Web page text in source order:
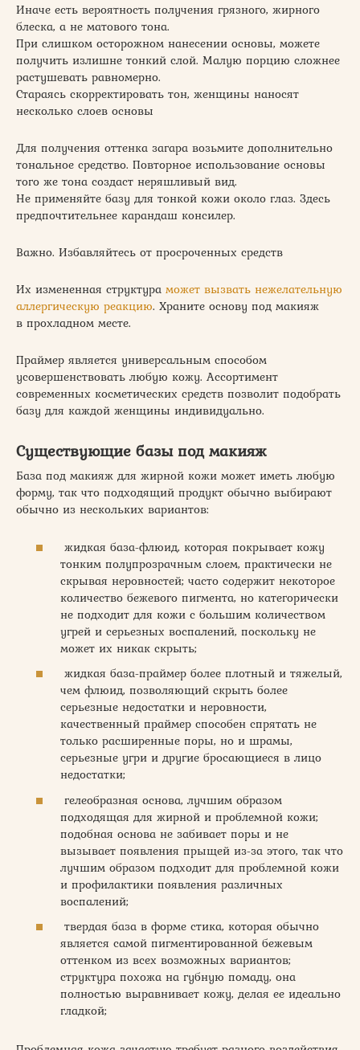
Иначе есть вероятность получения грязного, жирного
блеска, а не матового тона.
При слишком осторожном нанесении основы, можете
получить излишне тонкий слой. Малую порцию сложнее
растушевать равномерно.
Стараясь скорректировать тон, женщины наносят
несколько слоев основы
Для получения оттенка загара возьмите дополнительно
тональное средство. Повторное использование основы
того же тона создаст неряшливый вид.
Не применяйте базу для тонкой кожи около глаз. Здесь
предпочтительнее карандаш консилер.
Важно. Избавляйтесь от просроченных средств
Их измененная структура может вызвать нежелательную
аллергическую реакцию. Храните основу под макияж
в прохладном месте.
Праймер является универсальным способом
усовершенствовать любую кожу. Ассортимент
современных косметических средств позволит подобрать
базу для каждой женщины индивидуально.
Существующие базы под макияж
База под макияж для жирной кожи может иметь любую
форму, так что подходящий продукт обычно выбирают
обычно из нескольких вариантов:
жидкая база-флюид, которая покрывает кожу
тонким полупрозрачным слоем, практически не
скрывая неровностей; часто содержит некоторое
количество бежевого пигмента, но категорически
не подходит для кожи с большим количеством
угрей и серьезных воспалений, поскольку не
может их никак скрыть;
жидкая база-праймер более плотный и тяжелый,
чем флюид, позволяющий скрыть более
серьезные недостатки и неровности,
качественный праймер способен спрятать не
только расширенные поры, но и шрамы,
серьезные угри и другие бросающиеся в лицо
недостатки;
гелеобразная основа, лучшим образом
подходящая для жирной и проблемной кожи;
подобная основа не забивает поры и не
вызывает появления прыщей из-за этого, так что
лучшим образом подходит для проблемной кожи
и профилактики появления различных
воспалений;
твердая база в форме стика, которая обычно
является самой пигментированной бежевым
оттенком из всех возможных вариантов;
структура похожа на губную помаду, она
полностью выравнивает кожу, делая ее идеально
гладкой;